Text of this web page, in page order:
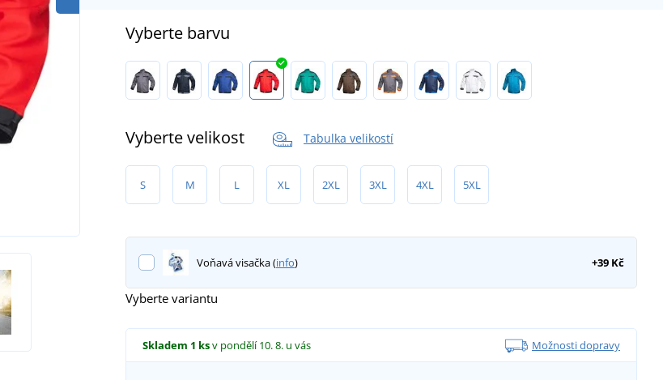
Vyberte barvu
Vyberte velikost Tabulka velikostí
S M L XL 2XL 3XL 4XL 5XL
Voňavá visačka (info) +39 Kč
Vyberte variantu
Skladem 1 ksv pondělí 10. 8. u vás Možnosti dopravy